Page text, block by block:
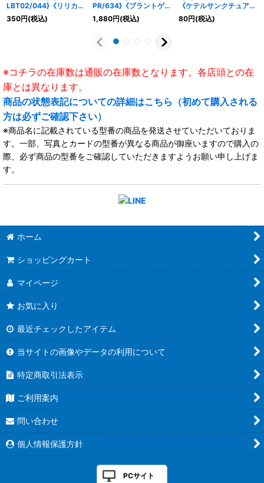
LBT02/044}《リリカル
モナステリオ》
350円(税込)
PR/634}《ブラントゲー
ト》
1,880円(税込)
《ケテルサンクチュア
リ》
80円(税込)
※コチラの在庫数は通販の在庫数となります。各店頭との在
庫とは異なります。
商品の状態表記についての詳細はこちら（初めて購入される
方は必ずご確認下さい）
※商品名に記載されている型番の商品を発送させていただいておりま
す。一部、写真とカードの型番が異なる商品が御座いますので購入の
際、必ず商品の型番をご確認していただきますようお願い申し上げま
す。
ホーム
ショッピングカート
マイページ
お気に入り
最近チェックしたアイテム
当サイトの画像やデータの利用について
特定商取引法表示
ご利用案内
問い合わせ
個人情報保護方針
PCサイト